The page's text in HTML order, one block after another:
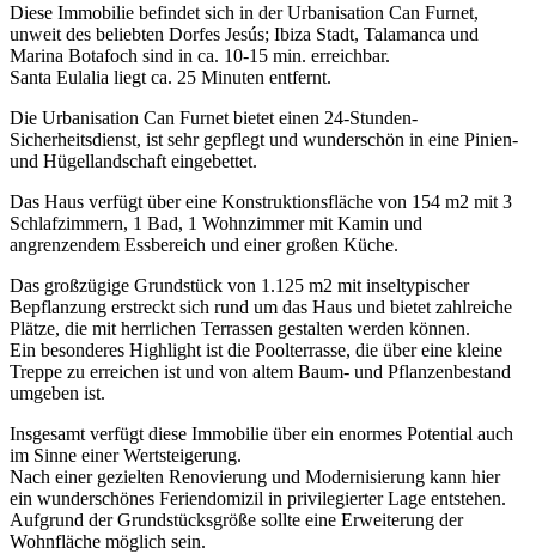
Diese Immobilie befindet sich in der Urbanisation Can Furnet,
unweit des beliebten Dorfes Jesús; Ibiza Stadt, Talamanca und
Marina Botafoch sind in ca. 10-15 min. erreichbar.
Santa Eulalia liegt ca. 25 Minuten entfernt.
Die Urbanisation Can Furnet bietet einen 24-Stunden-
Sicherheitsdienst, ist sehr gepflegt und wunderschön in eine Pinien-
und Hügellandschaft eingebettet.
Das Haus verfügt über eine Konstruktionsfläche von 154 m2 mit 3
Schlafzimmern, 1 Bad, 1 Wohnzimmer mit Kamin und
angrenzendem Essbereich und einer großen Küche.
Das großzügige Grundstück von 1.125 m2 mit inseltypischer
Bepflanzung erstreckt sich rund um das Haus und bietet zahlreiche
Plätze, die mit herrlichen Terrassen gestalten werden können.
Ein besonderes Highlight ist die Poolterrasse, die über eine kleine
Treppe zu erreichen ist und von altem Baum- und Pflanzenbestand
umgeben ist.
Insgesamt verfügt diese Immobilie über ein enormes Potential auch
im Sinne einer Wertsteigerung.
Nach einer gezielten Renovierung und Modernisierung kann hier
ein wunderschönes Feriendomizil in privilegierter Lage entstehen.
Aufgrund der Grundstücksgröße sollte eine Erweiterung der
Wohnfläche möglich sein.